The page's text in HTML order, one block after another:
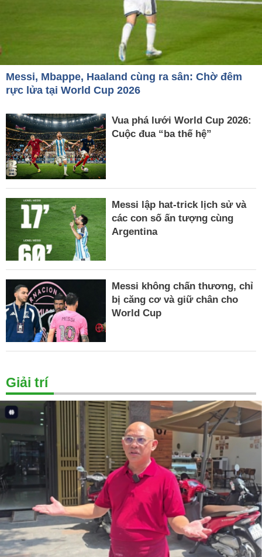
Messi, Mbappe, Haaland cùng ra sân: Chờ đêm
rực lửa tại World Cup 2026
Vua phá lưới World Cup 2026:
Cuộc đua “ba thế hệ”
Messi lập hat-trick lịch sử và
các con số ấn tượng cùng
Argentina
Messi không chấn thương, chỉ
bị căng cơ và giữ chân cho
World Cup
Giải trí